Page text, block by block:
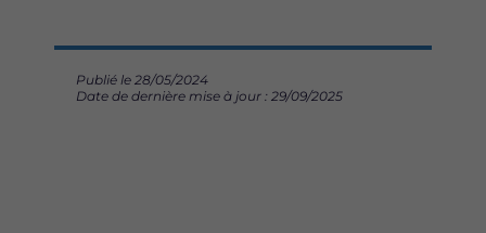
Publié le 28/05/2024
Date de dernière mise à jour : 29/09/2025